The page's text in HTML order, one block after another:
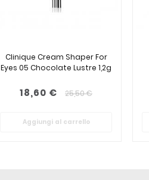
Clinique Cream Shaper For
Eyes 05 Chocolate Lustre 1,2g
18,60 € 25,50 €
Aggiungi al carrello